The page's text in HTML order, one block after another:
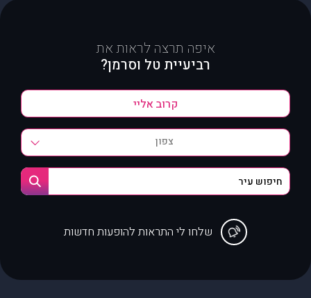
איפה תרצה לראות את
רביעיית טל וסרמן?
צפון
שלחו לי התראות להופעות חדשות